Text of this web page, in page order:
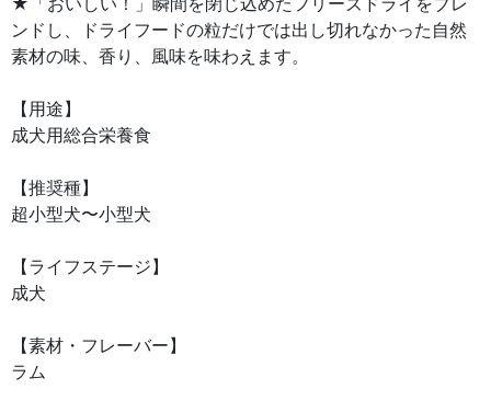
★「おいしい！」瞬間を閉じ込めたフリーズドライをブレ
ンドし、ドライフードの粒だけでは出し切れなかった自然
素材の味、香り、風味を味わえます。
【用途】
成犬用総合栄養食
【推奨種】
超小型犬〜小型犬
【ライフステージ】
成犬
【素材・フレーバー】
ラム